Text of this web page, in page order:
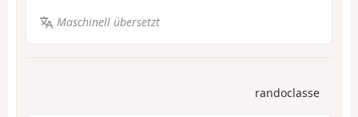
Maschinell übersetzt
randoclasse